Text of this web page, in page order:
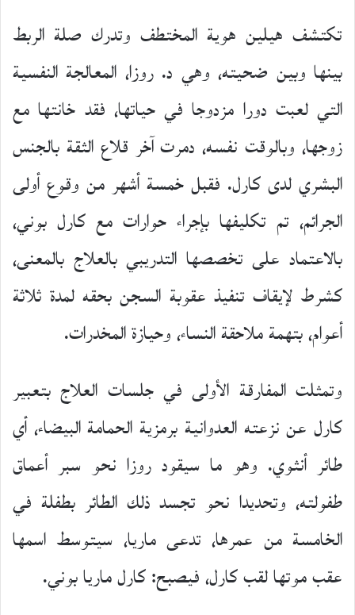
تكتشف هيلين هوية المختطف وتدرك صلة الربط
بينها وبين ضحيته، وهي د. روزا، المعالجة النفسية
التي لعبت دورا مزدوجا في حياتها، فقد خانتها مع
زوجها، وبالوقت نفسه، دمرت آخر قلاع الثقة بالجنس
البشري لدى كارل. فقبل خمسة أشهر من وقوع أولى
الجرائم، تم تكليفها بإجراء حوارات مع كارل بوني،
بالاعتماد على تخصصها التدريبي بالعلاج بالمعنى،
كشرط لإيقاف تنفيذ عقوبة السجن بحقه لمدة ثلاثة
أعوام، بتهمة ملاحقة النساء، وحيازة المخدرات.
وتمثلت المفارقة الأولى في جلسات العلاج بتعبير
كارل عن نزعته العدوانية برمزية الحمامة البيضاء، أي
طائر أنثوي. وهو ما سيقود روزا نحو سبر أعماق
طفولته، وتحديدا نحو تجسد ذلك الطائر بطفلة في
الخامسة من عمرها، تدعى ماريا، سيتوسط اسمها
عقب موتها لقب كارل، فيصبح: كارل ماريا بوني.